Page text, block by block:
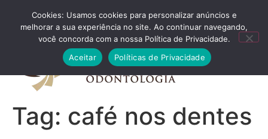
FALE CONOSCO
Tag: café nos dentes
Cookies: Usamos cookies para personalizar anúncios e
melhorar a sua experiência no site. Ao continuar navegando,
você concorda com a nossa Política de Privacidade.
Aceitar
Políticas de Privacidade